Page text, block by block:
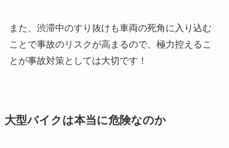
また、渋滞中のすり抜けも車両の死角に入り込む
ことで事故のリスクが高まるので、極力控えるこ
とが事故対策としては大切です！
大型バイクは本当に危険なのか